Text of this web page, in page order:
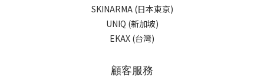
SKINARMA (日本東京)
UNIQ (新加坡)
EKAX (台灣)
顧客服務